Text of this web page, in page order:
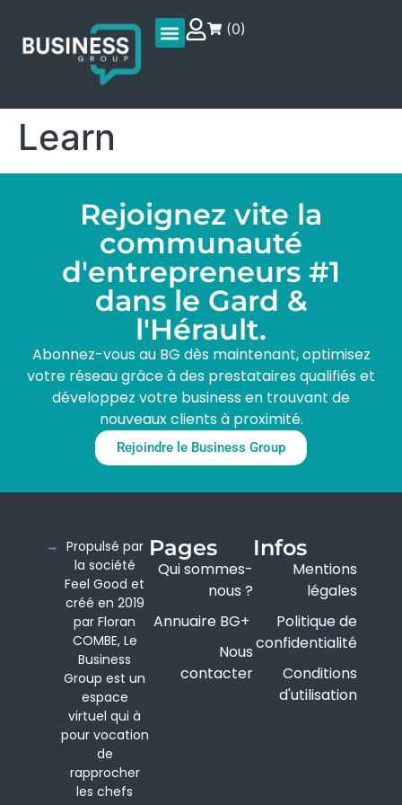
(0)
Learn
Rejoignez vite la
communauté
d'entrepreneurs #1
dans le Gard &
l'Hérault.
Abonnez-vous au BG dès maintenant, optimisez
votre réseau grâce à des prestataires qualifiés et
développez votre business en trouvant de
nouveaux clients à proximité.
Rejoindre le Business Group
Propulsé par
la société
Feel Good et
créé en 2019
par Floran
COMBE, Le
Business
Group est un
espace
virtuel qui à
pour vocation
de
rapprocher
les chefs
Pages
Qui sommes-
nous ?
Annuaire BG+
Nous
contacter
Infos
Mentions
légales
Politique de
confidentialité
Conditions
d'utilisation